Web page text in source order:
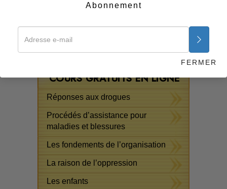
fondements que vous pourrez utiliser pour étudier plus
Commencer maintenant >>
COURS GRATUITS EN LIGNE
Réponses aux drogues
Procédés d’assistance pour
maladies et blessures
Les fondements de l’organisation
La raison de l’oppression
Les enfants
Abonnement
FERMER